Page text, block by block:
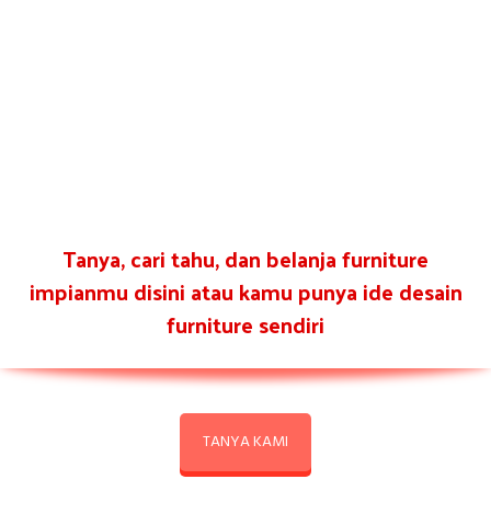
Tanya, cari tahu, dan belanja furniture
impianmu disini atau kamu punya ide desain
furniture sendiri
TANYA KAMI